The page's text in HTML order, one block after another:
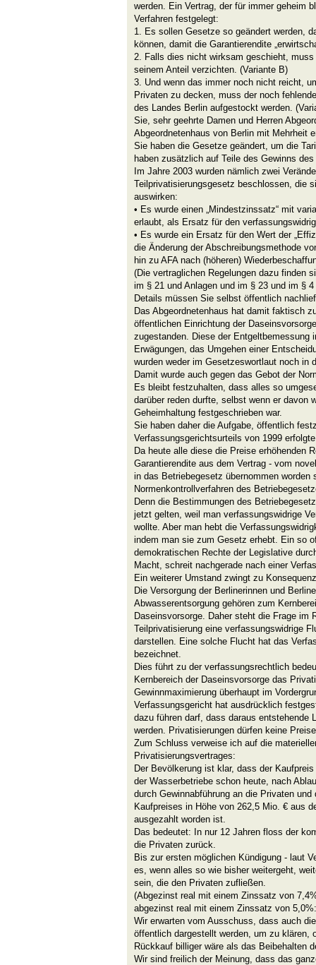
werden. Ein Vertrag, der für immer geheim
Verfahren festgelegt:
1. Es sollen Gesetze so geändert werden,
können, damit die Garantierendite
2. Falls dies nicht wirksam geschieht,
seinem Anteil verzichten. (Variante B)
3. Und wenn das immer noch nicht reicht,
Privaten zu decken, muss der noch
des Landes Berlin aufgestockt werden.
Sie, sehr geehrte Damen und Herren
Abgeordnetenhaus von Berlin mit Mehrheit
Sie haben die Gesetze geändert, um die
haben zusätzlich auf Teile des Gewinns
Im Jahre 2003 wurden nämlich zwei
Teilprivatisierungsgesetz beschlossen, die
auswirken:
• Es wurde einen „Mindestzinssatz“ mit
erlaubt, als Ersatz für den
• Es wurde ein Ersatz für den Wert der
die Änderung der Abschreibungsmethode
hin zu AFA nach (höheren)
(Die vertraglichen Regelungen dazu finden
im § 21 und Anlagen und im § 23 und im §
Details müssen Sie selbst öffentlich
Das Abgeordnetenhaus hat damit faktisch
öffentlichen Einrichtung der
zugestanden. Diese der Entgeltbemessung
Erwägungen, das Umgehen einer
wurden weder im Gesetzeswortlaut noch in
Damit wurde auch gegen das Gebot der
Es bleibt festzuhalten, dass alles so
darüber reden durfte, selbst wenn er davon
Geheimhaltung festgeschrieben war.
Sie haben daher die Aufgabe, öffentlich
Verfassungsgerichtsurteils von 1999
Da heute alle diese die Preise erhöhenden
Garantierendite aus dem Vertrag - vom
in das Betriebegesetz übernommen worden
Normenkontrollverfahren des
Denn die Bestimmungen des
jetzt gelten, weil man verfassungswidrige
wollte. Aber man hebt die
indem man sie zum Gesetz erhebt. Ein so
demokratischen Rechte der Legislative
Macht, schreit nachgerade nach einer
Ein weiterer Umstand zwingt zu
Die Versorgung der Berlinerinnen und
Abwasserentsorgung gehören zum
Daseinsvorsorge. Daher steht die Frage im
Teilprivatisierung eine verfassungswidrige
darstellen. Eine solche Flucht hat das
bezeichnet.
Dies führt zu der verfassungsrechtlich
Kernbereich der Daseinsvorsorge das
Gewinnmaximierung überhaupt im
Verfassungsgericht hat ausdrücklich
dazu führen darf, dass daraus entstehende
werden. Privatisierungen dürfen keine
Zum Schluss verweise ich auf die
Privatisierungsvertrages:
Der Bevölkerung ist klar, dass der
der Wasserbetriebe schon heute, nach
durch Gewinnabführung an die Privaten
Kaufpreises in Höhe von 262,5 Mio. € aus
ausgezahlt worden ist.
Das bedeutet: In nur 12 Jahren floss der
die Privaten zurück.
Bis zur ersten möglichen Kündigung - laut
es, wenn alles so wie bisher weitergeht,
sein, die den Privaten zufließen.
(Abgezinst real mit einem Zinssatz von
abgezinst real mit einem Zinssatz von
Wir erwarten vom Ausschuss, dass auch
öffentlich dargestellt werden, um zu
Rückkauf billiger wäre als das Beibehalten
Wir sind freilich der Meinung, dass das